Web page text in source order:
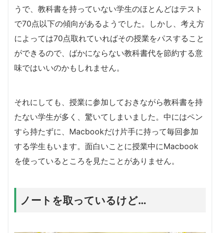
うで、教科書を持っていない学生のほとんどはテスト
で70点以下の傾向があるようでした。しかし、考え方
によっては70点取れていればその授業をパスすること
ができるので、ばかにならない教科書代を節約する意
味ではいいのかもしれません。
それにしても、授業に参加しておきながら教科書を持
たない学生が多く、驚いてしまいました。中にはペン
すら持たずに、Macbookだけ片手に持って毎回参加
する学生もいます。面白いことに授業中にMacbook
を使っているところを見たことがありません。
ノートを取っているけど…